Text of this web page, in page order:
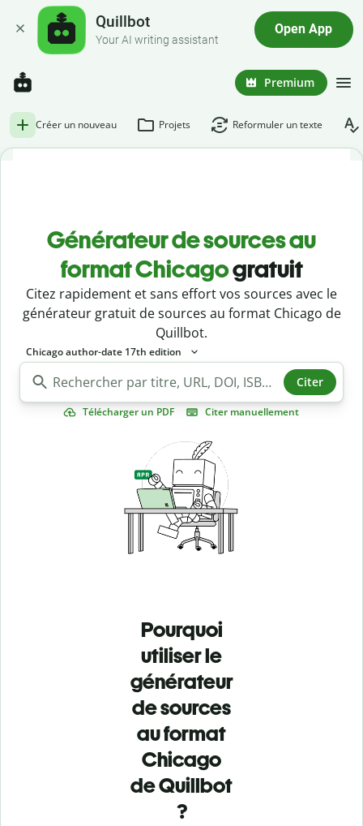
Quillbot
Your AI writing assistant
Open App
Premium
Créer un nouveau Projets Reformuler un texte
Générateur de sources au
format Chicagogratuit
Citez rapidement et sans effort vos sources avec le
générateur gratuit de sources au format Chicago de
Quillbot.
Chicago author-date 17th edition
Citer
Télécharger un PDF Citer manuellement
Pourquoi
utiliser le
générateur
de sources
au format
Chicago
de Quillbot
?